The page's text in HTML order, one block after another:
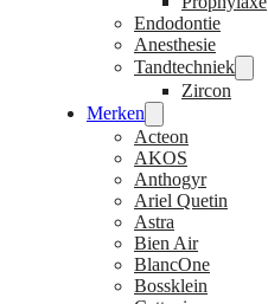
Endodontie
Anesthesie
Tandtechniek
Zircon
Merken
Acteon
AKOS
Anthogyr
Ariel Quetin
Astra
Bien Air
BlancOne
Bossklein